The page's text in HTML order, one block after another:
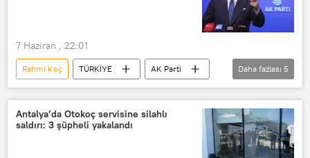
7 Haziran , 22:01
Rahmi Koç TÜRKİYE
AK Parti
Ömer Çelik
koç
Ali Koç
Koç Holding
Koç Üniversitesi
Daha fazlası 5
Antalya’da Otokoç servisine silahlı
saldırı: 3 şüpheli yakalandı